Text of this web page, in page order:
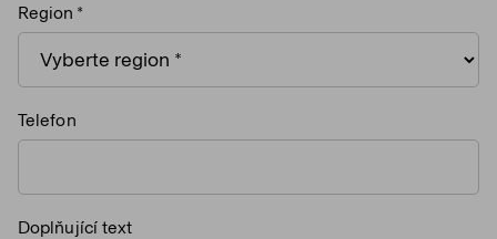
Region
Telefon
Doplňující text